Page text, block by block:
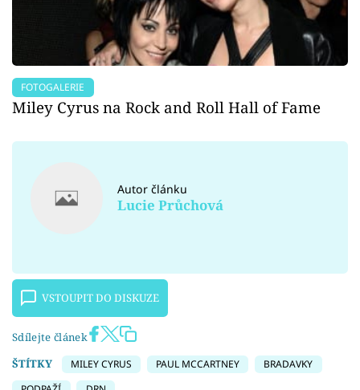
FOTOGALERIE
Miley Cyrus na Rock and Roll Hall of Fame
Autor článku
Lucie Průchová
VSTOUPIT DO DISKUZE
Sdílejte článek
ŠTÍTKY
MILEY CYRUS PAUL MCCARTNEY
BRADAVKY